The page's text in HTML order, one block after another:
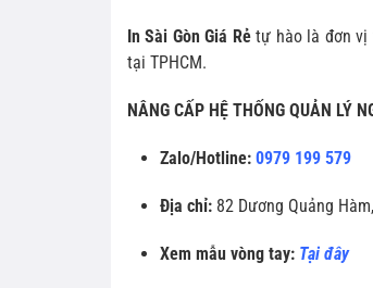
In Sài Gòn Giá Rẻtự hào là đơn vị
tại TPHCM.
NÂNG CẤP HỆ THỐNG QUẢN LÝ
Zalo/Hotline: 0979 199 579
Địa chỉ: 82 Dương Quảng
Xem mẫu vòng tay: Tại đây